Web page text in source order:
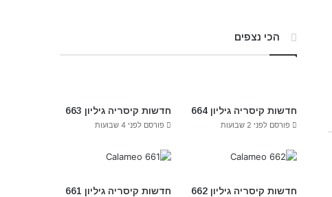
הכי נצפים
חדשות קיסריה גיליון 664
פורסם לפני 2 שבועות
חדשות קיסריה גיליון 663
פורסם לפני 4 שבועות
חדשות קיסריה גיליון 662 חדשות קיסריה גיליון 661